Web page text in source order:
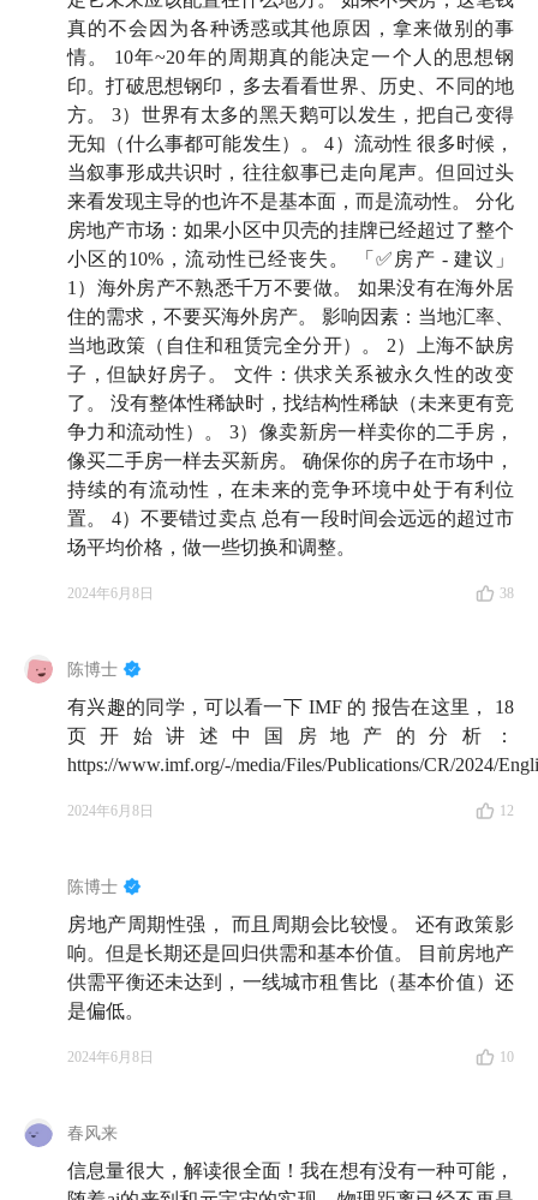
不太抗震，本地人不会去买
29:43 听这期节目，有的人是想卖房，有的人是想买
房，其实还有一种选择，就是你什么都不要做
31:24如果此时此刻你非卖不可，现在卖比下个月卖要
好；可如果没到这个地步，交易未必是一个好选择
32:06 不要在极端行情的天地区间去做最拥挤的交易
34:55 需求是什么？占比是多少？现金流
压力如何？
不管你想买房还是卖房，把这 3 个问题
想清楚再做决策
准没错
40:13买房如相亲，房产中介的核心目标就是撮合场上
最焦虑的买家与卖家，赚取佣金
44:08如果我手头有一笔足够的资金，我该从何判断买
房的必要性与时机？
56:52海外房产租售比好美丽，要不要买来投资呢？打
住！你真的足够了解当地房地产业态与政策吗？
房，像买二手房一样去买新房」
🏠 房产万事屋系列——
E53 对话起朱楼宴宾客:提前还贷是最好的理财方式?这
不仅是经济账，更是情绪账
产常识
E91 对话羊迪：知无不言！那个从一线到二线的房产
真的不会因为各种诱惑或其他原因，拿来做别的事
情。 10年~20年的周期真的能决定一个人的思想钢
印。打破思想钢印，多去看看世界、历史、不同的地
方。 3）世界有太多的黑天鹅可以发生，把自己变得
无知（什么事都可能发生）。 4）流动性 很多时候，
当叙事形成共识时，往往叙事已走向尾声。但回过头
来看发现主导的也许不是基本面，而是流动性。 分化
房地产市场：如果小区中贝壳的挂牌已经超过了整个
小区的10%，流动性已经丧失。 「✅房产 - 建议」
1）海外房产不熟悉千万不要做。 如果没有在海外居
住的需求，不要买海外房产。 影响因素：当地汇率、
当地政策（自住和租赁完全分开）。 2）上海不缺房
子，但缺好房子。 文件：供求关系被永久性的改变
了。 没有整体性稀缺时，找结构性稀缺（未来更有竞
争力和流动性）。 3）像卖新房一样卖你的二手房，
像买二手房一样去买新房。 确保你的房子在市场中，
持续的有流动性，在未来的竞争环境中处于有利位
置。 4）不要错过卖点 总有一段时间会远远的超过市
场平均价格，做一些切换和调整。
2024年6月8日 38
陈博士
有兴趣的同学，可以看一下 IMF 的 报告在这里， 18
页开始讲述中国房地产的分析：
https://www.imf.org/-/media/Files/Publications/CR/2024/
2024年6月8日 12
陈博士
房地产周期性强， 而且周期会比较慢。 还有政策影
响。但是长期还是回归供需和基本价值。 目前房地产
供需平衡还未达到，一线城市租售比（基本价值）还
是偏低。
2024年6月8日 10
春风来
信息量很大，解读很全面！我在想有没有一种可能，